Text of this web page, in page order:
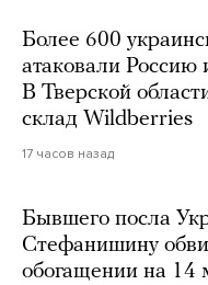
Более 600
атаковали Россию
В Тверской
склад Wildberries
17 часов назад
Бывшего посла
Стефанишину
обогащении на 14